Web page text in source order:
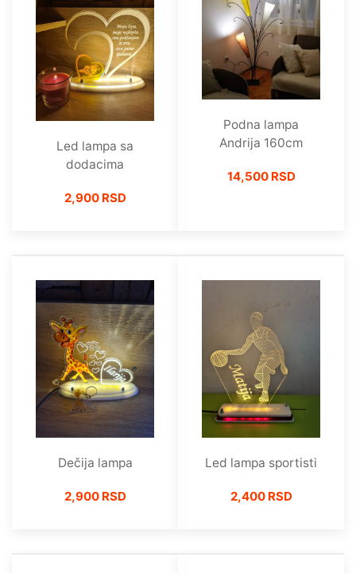
Led lampa sa
dodacima
2,900 RSD
Podna lampa
Andrija 160cm
14,500 RSD
Dečija lampa
2,900 RSD
Led lampa sportisti
2,400 RSD